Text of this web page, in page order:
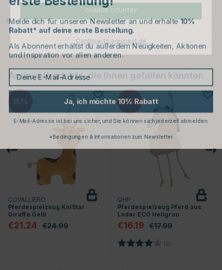
Kundenbewertungen
Andere Produkte, die Ihnen gefallen könnten
COVALLIERO
Pferdespielzeug KniStar
Giraffe Gelb
€21.24 €24.99
10
QHP
Pferdespielzeug Pferd aus
Leder ECO Hellgrau
€16.19 €17.99
Bewertung: (2)
CHANGE COUNTRY
Continue to equinest.de
Melde dich für unseren Newsletter an und erhalte
Rabatt* auf deine erste Bestellung.
Als Abonnent erhältst du außerdem Neuigkeiten, Aktionen
und Inspiration vor allen anderen.
Ja, ich möchte 10% Rabatt
E-Mail-Adresse ist bei uns sicher, und Sie können sich jederzeit abmelden.